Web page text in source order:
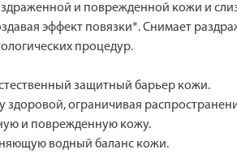
и поврежденной кожи и
эффект повязки*. Снимает
процедур.
защитный барьер кожи.
ограничивая
и поврежденную кожу.
водный баланс кожи.